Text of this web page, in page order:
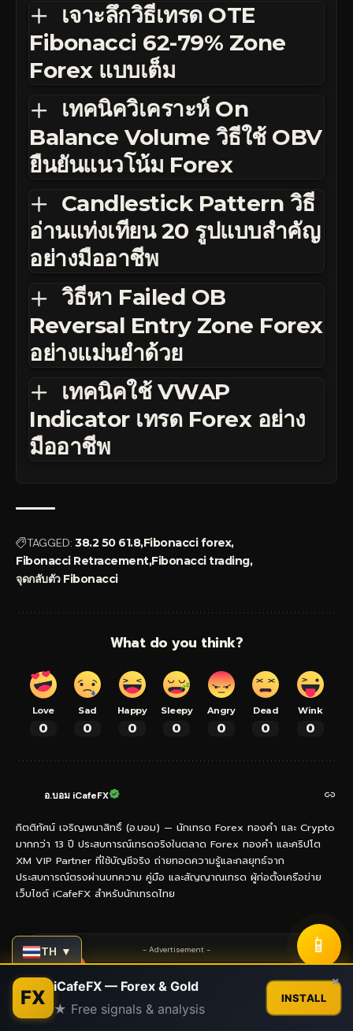
เจาะลึกวิธีเทรด OTE
Fibonacci 62-79% Zone
Forex แบบเต็ม
เทคนิควิเคราะห์ On
Balance Volume วิธีใช้ OBV
ยืนยันแนวโน้ม Forex
Candlestick Pattern วิธี
อ่านแท่งเทียน 20 รูปแบบสำคัญ
อย่างมืออาชีพ
วิธีหา Failed OB
Reversal Entry Zone Forex
อย่างแม่นยำด้วย
เทคนิคใช้ VWAP
Indicator เทรด Forex อย่าง
มืออาชีพ
TAGGED: 38.2 50 61.8Fibonacci forex
Fibonacci RetracementFibonacci trading
จุดกลับตัว Fibonacci
What do you think?
Love
0
Sad
0
Happy
0
Sleepy
0
Angry
0
Dead
0
Wink
0
อ.บอม iCafeFX
กิตติทัศน์ เจริญพนาสิทธิ์ (อ.บอม) — นักเทรด Forex ทองคำ และ Crypto
มากกว่า 13 ปี ประสบการณ์เทรดจริงในตลาด Forex ทองคำ และคริปโต
XM VIP Partner ที่ใช้บัญชีจริง ถ่ายทอดความรู้และกลยุทธ์จาก
ประสบการณ์ตรงผ่านบทความ คู่มือ และสัญญาณเทรด ผู้ก่อตั้งเครือข่าย
เว็บไซต์ iCafeFX สำหรับนักเทรดไทย
- Advertisement -
TH ▼ 📱
FX iCafeFX — Forex & Gold
★ Free signals & analysis
INSTALL
×
Contact us
Open